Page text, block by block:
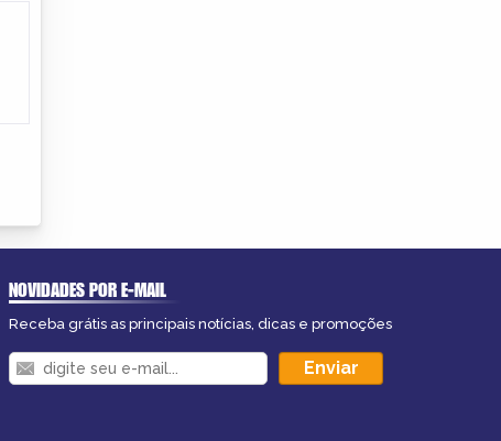
NOVIDADES POR E-MAIL
Receba grátis as principais notícias, dicas e promoções